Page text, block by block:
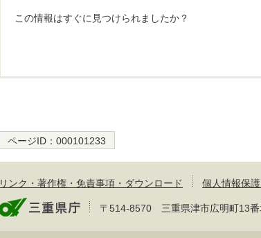
この情報はすぐに見つけられましたか？
ページID： 000101233
リンク・著作権・免責事項・ダウンロード 個人情報保
〒514-8570 三重県津市広明町13